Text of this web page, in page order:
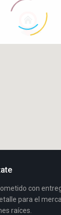
con
para el
raíces.